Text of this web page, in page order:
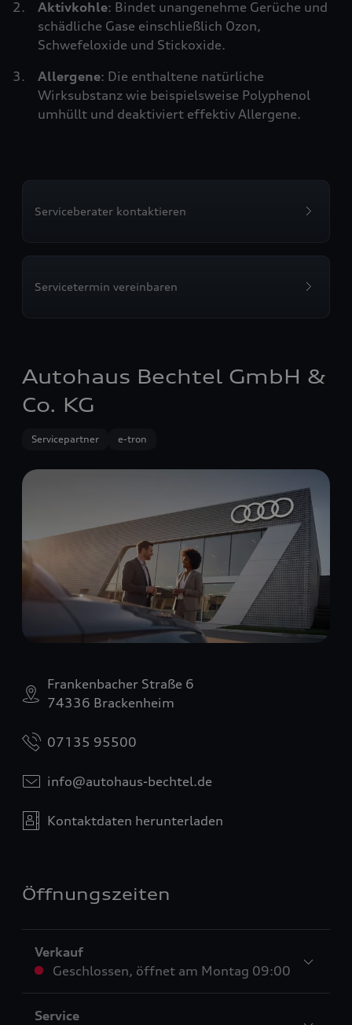
Aktivkohle: Bindet unangenehme Gerüche und
schädliche Gase einschließlich Ozon,
Schwefeloxide und Stickoxide.
Allergene: Die enthaltene natürliche
Wirksubstanz wie beispielsweise Polyphenol
umhüllt und deaktiviert effektiv Allergene.
Serviceberater kontaktieren
Servicetermin vereinbaren
Autohaus Bechtel GmbH &
Co. KG
Servicepartner e-tron
Frankenbacher Straße 6
74336 Brackenheim
07135 95500
info@autohaus-bechtel.de
Kontaktdaten herunterladen
Öffnungszeiten
Verkauf
Geschlossen, öffnet am Montag 09:00
Service